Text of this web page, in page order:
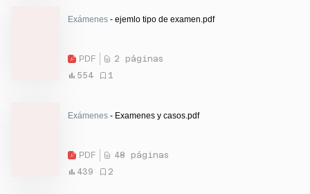
Exámenes - ejemlo tipo de examen.pdf
PDF
2 páginas
554
1
Exámenes - Examenes y casos.pdf
PDF
48 páginas
439
2